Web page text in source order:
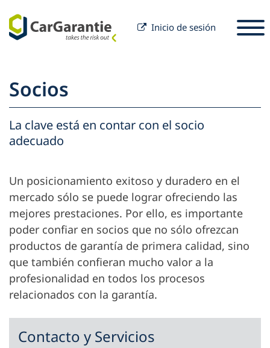
Inicio de sesión
Socios
Propietario del vehículo
Socios
Empresa
Carrera
Socios
La clave está en contar con el socio
adecuado
Un posicionamiento exitoso y duradero en el
mercado sólo se puede lograr ofreciendo las
mejores prestaciones. Por ello, es importante
poder confiar en socios que no sólo ofrezcan
productos de garantía de primera calidad, sino
que también confieran mucho valor a la
profesionalidad en todos los procesos
relacionados con la garantía.
Contacto y Servicios